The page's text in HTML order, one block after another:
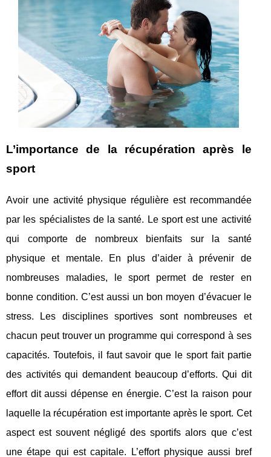
L’importance de la récupération après le
sport
Avoir une activité physique régulière est recommandée
par les spécialistes de la santé. Le sport est une activité
qui comporte de nombreux bienfaits sur la santé
physique et mentale. En plus d’aider à prévenir de
nombreuses maladies, le sport permet de rester en
bonne condition. C’est aussi un bon moyen d’évacuer le
stress. Les disciplines sportives sont nombreuses et
chacun peut trouver un programme qui correspond à ses
capacités. Toutefois, il faut savoir que le sport fait partie
des activités qui demandent beaucoup d’efforts. Qui dit
effort dit aussi dépense en énergie. C’est la raison pour
laquelle la récupération est importante après le sport. Cet
aspect est souvent négligé des sportifs alors que c’est
une étape qui est capitale. L’effort physique aussi bref